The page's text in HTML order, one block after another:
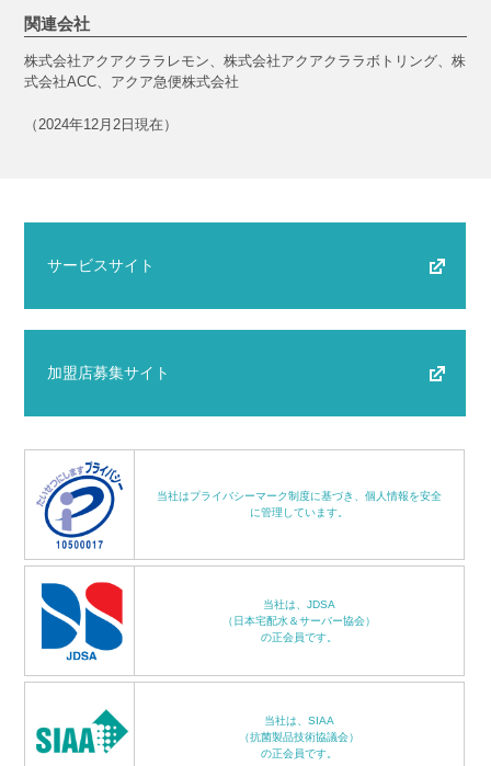
関連会社
株式会社アクアクララレモン、株式会社アクアクララボトリング、株
式会社ACC、アクア急便株式会社
（2024年12月2日現在）
サービスサイト
加盟店募集サイト
当社はプライバシーマーク制度に基づき、個人情報を安全
に管理しています。
当社は、JDSA
（日本宅配水＆サーバー協会）
の正会員です。
当社は、SIAA
（抗菌製品技術協議会）
の正会員です。